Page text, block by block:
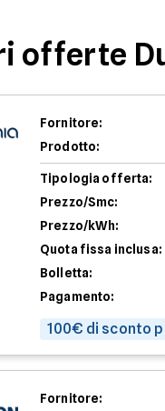
offerte
Fornitore:
Prodotto:
Tipologia offerta:
Prezzo/Smc:
Prezzo/kWh:
Quota fissa inclusa:
Bolletta:
Pagamento:
100€ di sconto
Fornitore: